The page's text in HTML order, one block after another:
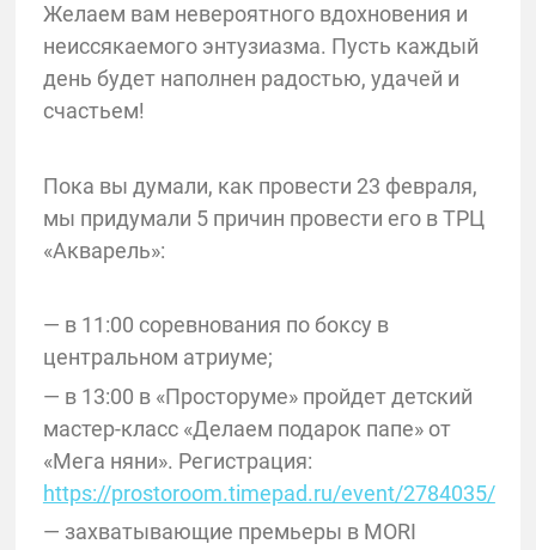
Желаем вам невероятного вдохновения и
неиссякаемого энтузиазма. Пусть каждый
день будет наполнен радостью, удачей и
счастьем!
Пока вы думали, как провести 23 февраля,
мы придумали 5 причин провести его в ТРЦ
«Акварель»:
— в 11:00 соревнования по боксу в
центральном атриуме;
— в 13:00 в «Просторуме» пройдет детский
мастер-класс «Делаем подарок папе» от
«Мега няни». Регистрация:
https://prostoroom.timepad.ru/event/2784035/
— захватывающие премьеры в MORI